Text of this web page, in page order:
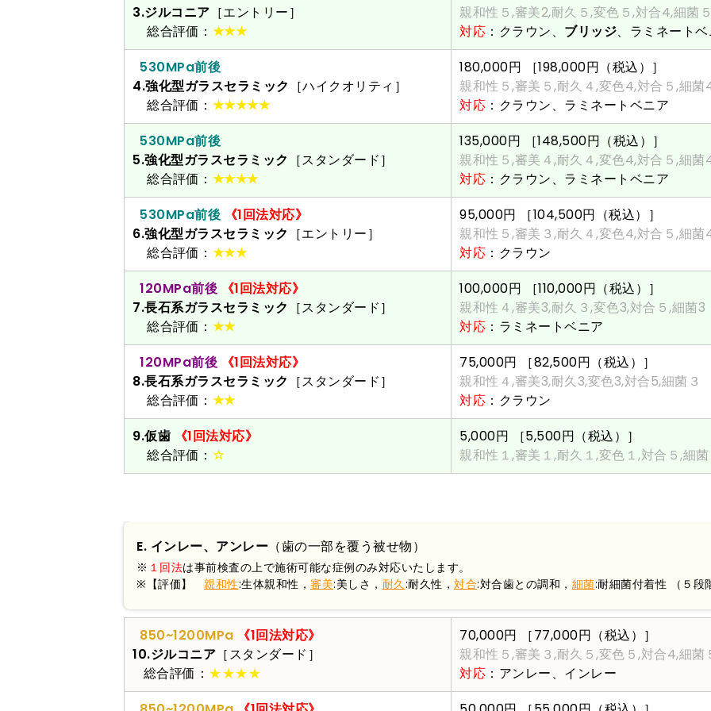
3.ジルコニア ［エントリー］
総合評価： ★★★
親和性５,審美2,耐久５,変色５,対合4,細菌５
対応 ：クラウン、 ブリッジ、ラミネート
530MPa前後
4.強化型ガラスセラミック ［ハイクオリティ］
総合評価： ★★★★★
180,000円 ［198,000円（税込）］
親和性５,審美５,耐久４,変色4,対合５,細菌
対応 ：クラウン、ラミネートベニア
530MPa前後
5.強化型ガラスセラミック ［スタンダード］
総合評価： ★★★★
135,000円 ［148,500円（税込）］
親和性５,審美４,耐久４,変色4,対合５,細菌
対応 ：クラウン、ラミネートベニア
530MPa前後
《1回法対応》
6.強化型ガラスセラミック ［エントリー］
総合評価： ★★★
95,000円 ［104,500円（税込）］
親和性５,審美３,耐久４,変色4,対合５,細菌
対応 ：クラウン
120MPa前後
《1回法対応》
7.長石系ガラスセラミック ［スタンダード］
総合評価： ★★
100,000円 ［110,000円（税込）］
親和性４,審美3,耐久３,変色3,対合５,細菌3
対応 ：ラミネートベニア
120MPa前後
《1回法対応》
8.長石系ガラスセラミック ［スタンダード］
総合評価： ★★
75,000円 ［82,500円（税込）］
親和性４,審美3,耐久3,変色3,対合5,細菌３
対応 ：クラウン
9.仮歯
《1回法対応》
総合評価： ☆
5,000円 ［5,500円（税込）］
親和性１,審美１,耐久１,変色１,対合５,細菌
E. インレー、アンレー （歯の一部を覆う被せ物）
※ １回法は事前検査の上で施術可能な症例のみ対応いたします。
※【評価】 親和性:生体親和性， 審美:美しさ， 耐久:耐久性， 対合:対合歯との調和， 細菌:耐細菌付着性 （５段
850~1200MPa
《1回法対応》
10.ジルコニア ［スタンダード］
総合評価： ★★★★
70,000円 ［77,000円（税込）］
親和性５,審美３,耐久５,変色５,対合4,細菌
対応 ：アンレー、インレー